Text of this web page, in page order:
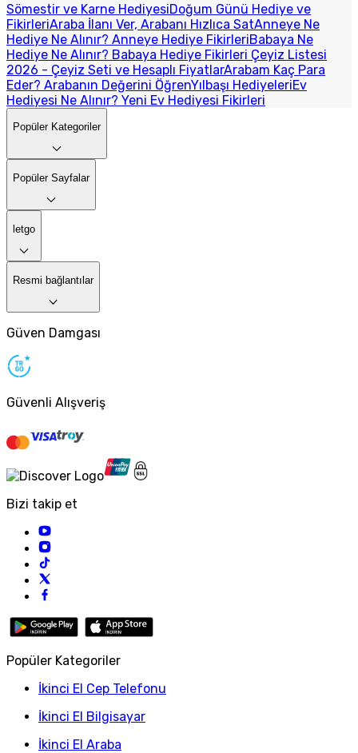
Sömestir ve Karne HediyesiDoğum Günü Hediye ve
FikirleriAraba İlanı Ver, Arabanı Hızlıca SatAnneye Ne
Hediye Ne Alınır? Anneye Hediye FikirleriBabaya Ne
Hediye Ne Alınır? Babaya Hediye Fikirleri Çeyiz Listesi
2026 - Çeyiz Seti ve Hesaplı FiyatlarArabam Kaç Para
Eder? Arabanın Değerini ÖğrenYılbaşı HediyeleriEv
Hediyesi Ne Alınır? Yeni Ev Hediyesi Fikirleri
Popüler Kategoriler
Popüler Sayfalar
letgo
Resmi bağlantılar
Güven Damgası
Güvenli Alışveriş
Bizi takip et
Popüler Kategoriler
İkinci El Cep Telefonu
İkinci El Bilgisayar
İkinci El Araba